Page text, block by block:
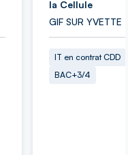
la Cellule
GIF SUR YVETTE
IT en contrat CDD
BAC+3/4